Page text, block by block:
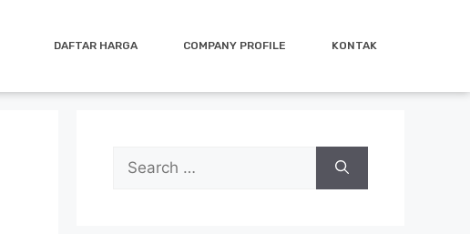
DAFTAR HARGA COMPANY PROFILE KONTAK